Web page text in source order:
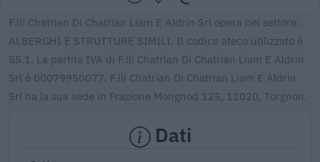
F.lli Chatrian Di Chatrian Liam E Aldrin Srl opera nel settore:
ALBERGHI E STRUTTURE SIMILI. Il codice ateco utilizzato è
55.1. La partita IVA di F.lli Chatrian Di Chatrian Liam E Aldrin
Srl è 00079950077. F.lli Chatrian Di Chatrian Liam E Aldrin
Srl ha la sua sede in Frazione Mongnod 125, 11020, Torgnon.
Dati